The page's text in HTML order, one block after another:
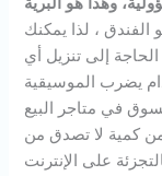
الفندق ، لذا يمكنك
إلى تنزيل أي
يضرب الموسيقية
في متاجر البيع
من كمية لا تصدق من